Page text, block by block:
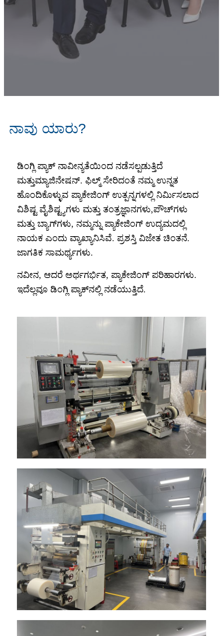
ನಾವು ಯಾರು?
ಡಿಂಗ್ಲಿ ಪ್ಯಾಕ್ ನಾವೀನ್ಯತೆಯಿಂದ ನಡೆಸಲ್ಪಡುತ್ತಿದೆ
ಮತ್ತುಮ್ಯಾಜಿನೇಷನ್. ಫಿಲ್ಮ್ ಸೇರಿದಂತೆ ನಮ್ಮ ಉನ್ನತ
ಹೊಂದಿಕೊಳ್ಳುವ ಪ್ಯಾಕೇಜಿಂಗ್ ಉತ್ಪನ್ನಗಳಲ್ಲಿ ನಿರ್ಮಿಸಲಾದ
ವಿಶಿಷ್ಟ ವೈಶಿಷ್ಟ್ಯಗಳು ಮತ್ತು ತಂತ್ರಜ್ಞಾನಗಳು,ಪೌಚ್‌ಗಳು
ಮತ್ತು ಬ್ಯಾಗ್‌ಗಳು, ನಮ್ಮನ್ನು ಪ್ಯಾಕೇಜಿಂಗ್ ಉದ್ಯಮದಲ್ಲಿ
ನಾಯಕ ಎಂದು ವ್ಯಾಖ್ಯಾನಿಸಿವೆ. ಪ್ರಶಸ್ತಿ ವಿಜೇತ ಚಿಂತನೆ.
ಜಾಗತಿಕ ಸಾಮರ್ಥ್ಯಗಳು.
ನವೀನ, ಆದರೆ ಅರ್ಥಗರ್ಭಿತ, ಪ್ಯಾಕೇಜಿಂಗ್ ಪರಿಹಾರಗಳು.
ಇದೆಲ್ಲವೂ ಡಿಂಗ್ಲಿ ಪ್ಯಾಕ್‌ನಲ್ಲಿ ನಡೆಯುತ್ತಿದೆ.